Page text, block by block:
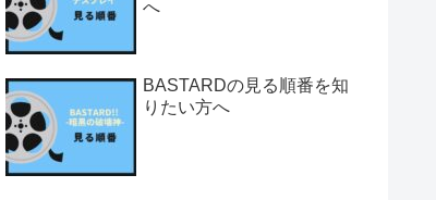
へ
BASTARDの見る順番を知
りたい方へ